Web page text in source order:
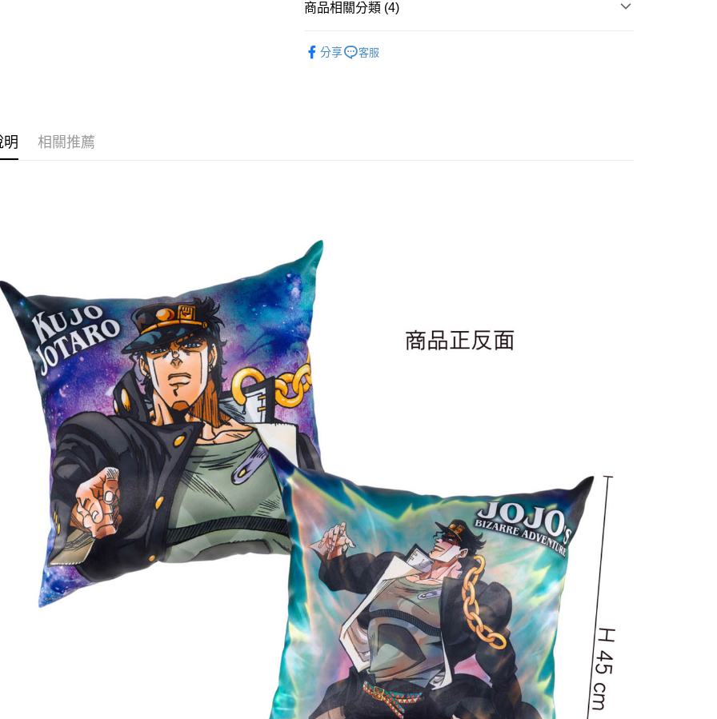
ATM付款
(不開放使用，請勿選取）
每筆NT$9,999
7-11取貨付款
每筆NT$65，滿NT$1,300(含以上)免運費
付款後7-11取貨
每筆NT$65，滿NT$1,300(含以上)免運費
宅配-木棉花樂園專用
每筆NT$100，滿NT$1,300(含以上)免運費
宅配-離島(澎湖/金門/馬祖)-木棉花樂園專用
每筆NT$220
黑貓宅配-貨到付款
每筆NT$150
商品相關分類 (4)
妙冒險
■絨毛/玩偶/抱枕
分享 客服
明 相關推薦